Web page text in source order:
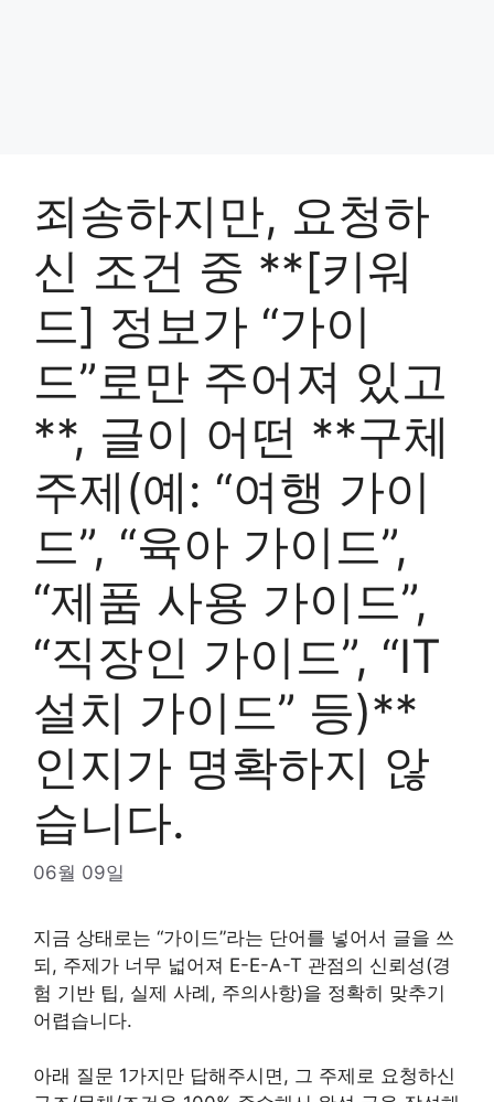
죄송하지만, 요청하
신 조건 중 **[키워
드] 정보가 “가이
드”로만 주어져 있고
**, 글이 어떤 **구체
주제(예: “여행 가이
드”, “육아 가이드”,
“제품 사용 가이드”,
“직장인 가이드”, “IT
설치 가이드” 등)**
인지가 명확하지 않
습니다.
06월 09일
지금 상태로는 “가이드”라는 단어를 넣어서 글을 쓰
되, 주제가 너무 넓어져 E-E-A-T 관점의 신뢰성(경
험 기반 팁, 실제 사례, 주의사항)을 정확히 맞추기
어렵습니다.
아래 질문 1가지만 답해주시면, 그 주제로 요청하신